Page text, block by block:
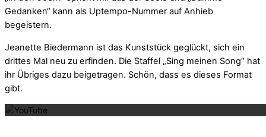
Gedanken“ kann als Uptempo-Nummer auf Anhieb
begeistern.
Jeanette Biedermann ist das Kunststück geglückt, sich ein
drittes Mal neu zu erfinden. Die Staffel „Sing meinen Song“ hat
ihr Übriges dazu beigetragen. Schön, dass es dieses Format
gibt.
Mit dem